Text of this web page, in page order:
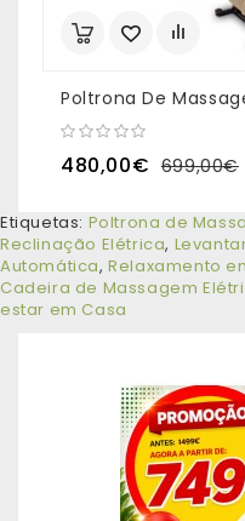
480,00€ 699,00€
Etiquetas: Poltrona de
Reclinação Elétrica,
Automática,Relaxamento
Cadeira de Massagem
estar em Casa